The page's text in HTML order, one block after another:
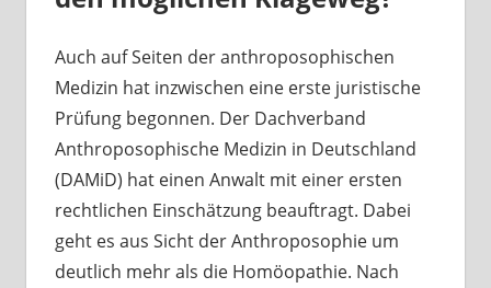
Auch auf Seiten der anthroposophischen
Medizin hat inzwischen eine erste juristische
Prüfung begonnen. Der Dachverband
Anthroposophische Medizin in Deutschland
(DAMiD) hat einen Anwalt mit einer ersten
rechtlichen Einschätzung beauftragt. Dabei
geht es aus Sicht der Anthroposophie um
deutlich mehr als die Homöopathie. Nach